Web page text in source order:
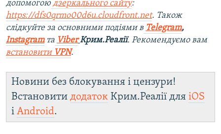
допомогою дзеркального сайту:
https://dfs0qrmo00d6u.cloudfront.net. Також
слідкуйте за основними подіями в Telegram,
Instagramта Viber Крим.Реалії. Рекомендуємо вам
встановити VPN.
Новини без блокування і цензури!
Встановити додаток Крим.Реалії для iOS
і Android.